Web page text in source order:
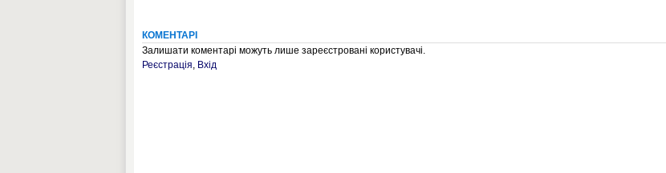
КОМЕНТАРІ
Залишати коментарі можуть лише зареєстровані користувачі.
Реєстрація, Вхід